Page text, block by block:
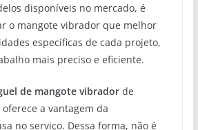
disponíveis no mercado, é
o mangote vibrador que melhor
específicas de cada projeto,
mais preciso e eficiente.
de mangote vibradorde
a vantagem da
no serviço. Dessa forma, não é